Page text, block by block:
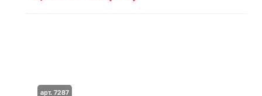
арт. 7287